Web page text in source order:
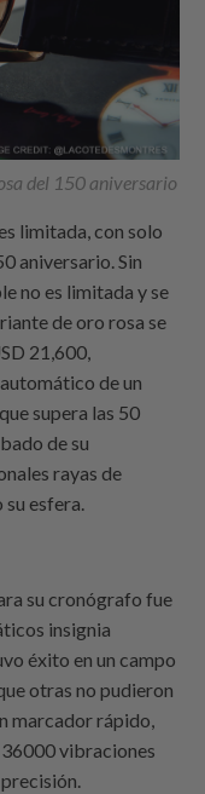
del 150 aniversario
limitada, con solo
aniversario. Sin
no es limitada y se
de oro rosa se
21,600,
de un
supera las 50
de su
rayas de
esfera.
su cronógrafo fue
insignia
éxito en un campo
otras no pudieron
marcador rápido,
vibraciones